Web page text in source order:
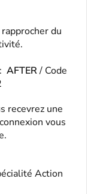
du
AFTER/ Code
recevrez une
vous
Action